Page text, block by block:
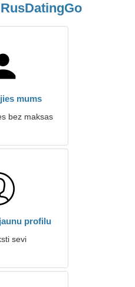
mums
bez maksas
profilu
sevi